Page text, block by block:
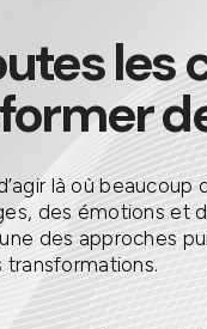
les
là où beaucoup
des émotions et
des approches